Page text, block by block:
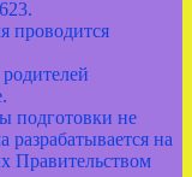
проводится
подготовки не
на
Правительством